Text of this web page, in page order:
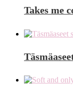
Takes me